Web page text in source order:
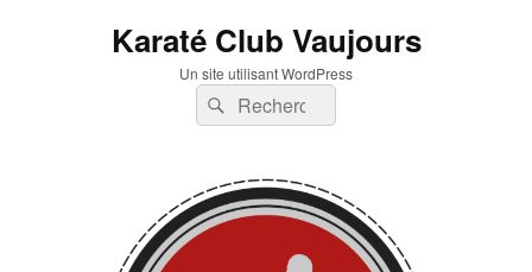
Karaté Club Vaujours
Un site utilisant WordPress
Recherche :
Rechercher